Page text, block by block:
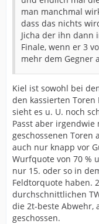
man manchmal
dass das nichts
Jicha der ihn dann
Finale, wenn er 3
mehr dem Gegner
Kiel ist sowohl bei
den kassierten Toren
sieht es u. U. noch
Passt aber irgendwie
geschossenen Toren
auch nur knapp vor
Wurfquote von 70 %
nur 15. oder so in
Feldtorquote haben.
durchschnittlichen
die 2t-beste Abwehr,
geschossen.